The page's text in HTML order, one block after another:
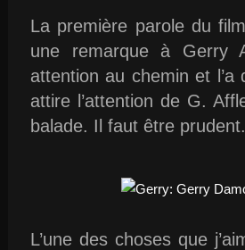
La première parole du
une remarque à Gerry
attention au chemin et
attire l’attention de G.
balade. Il faut être prudent.
L’une des choses que